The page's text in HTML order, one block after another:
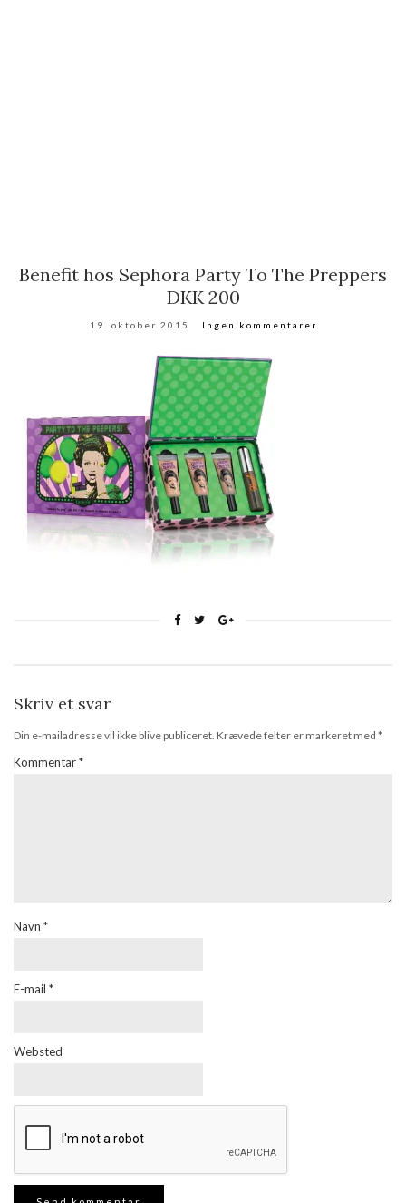
Benefit hos Sephora Party To The Preppers
DKK 200
19. oktober 2015 Ingen kommentarer
Skriv et svar
Din e-mailadresse vil ikke blive publiceret. Krævede felter er markeret med *
Kommentar*
Navn *
E-mail *
Websted